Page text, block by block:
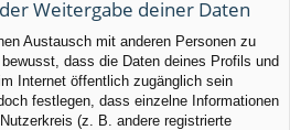
Weitergabe deiner Daten
Austausch mit anderen Personen zu
dass die Daten deines Profils und
Internet öffentlich zugänglich sein
festlegen, dass einzelne Informationen
(z. B. andere registrierte